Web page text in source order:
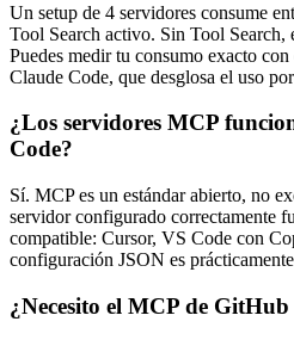
Un setup de 4 servidores consume
Tool Search activo. Sin Tool Search,
Puedes medir tu consumo exacto
Claude Code, que desglosa el uso
¿Los servidores MCP
Code?
Sí. MCP es un estándar abierto, no
servidor configurado correctamente
compatible: Cursor, VS Code con
configuración JSON es
¿Necesito el MCP de